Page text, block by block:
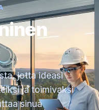
jotta ideasi
ja toimivaksi
sinua